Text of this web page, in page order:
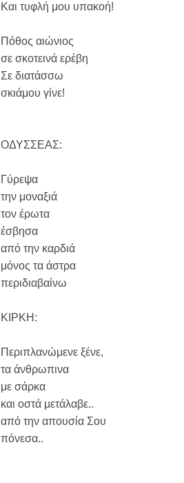
Και τυφλή μου υπακοή!
Πόθος αιώνιος
σε σκοτεινά ερέβη
Σε διατάσσω
σκιάμου γίνε!
ΟΔΥΣΣΕΑΣ:
Γύρεψα
την μοναξιά
τον έρωτα
έσβησα
από την καρδιά
μόνος τα άστρα
περιδιαβαίνω
ΚΙΡΚΗ:
Περιπλανώμενε ξένε,
τα άνθρωπινα
με σάρκα
και οστά μετάλαβε..
από την απουσία Σου
πόνεσα..